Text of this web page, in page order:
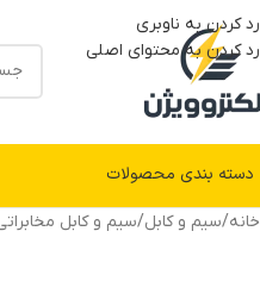
رد کردن به ناوبری
رد کردن به محتوای اصلی
دسته بندی محصولات
خانه/سیم و کابل/سیم و کابل